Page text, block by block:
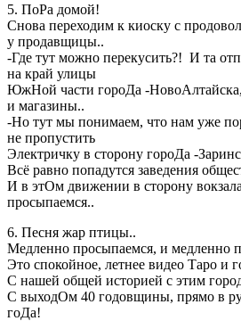
5. ПоРа домой!
Снова переходим к киоску с
у продавщицы..
-Где тут можно перекусить?! И та
на край улицы
ЮжНой части гороДа -
и магазины..
-Но тут мы понимаем, что нам уже
не пропустить
Электричку в сторону гороДа -
Всё равно попадутся заведения
И в этОм движении в сторону
просыпаемся..
6. Песня жар птицы..
Медленно просыпаемся, и медленно
Это спокойное, летнее видео Таро и
С нашей общей историей с этим
С выходОм 40 годовщины, прямо в
гоДа!